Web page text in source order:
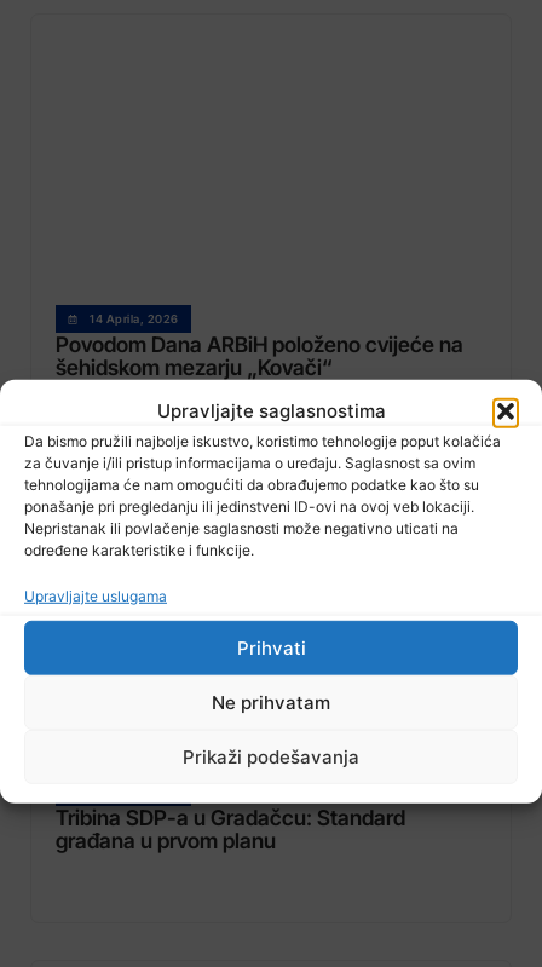
Upravljajte saglasnostima
Da bismo pružili najbolje iskustvo, koristimo tehnologije poput kolačića
za čuvanje i/ili pristup informacijama o uređaju. Saglasnost sa ovim
tehnologijama će nam omogućiti da obrađujemo podatke kao što su
ponašanje pri pregledanju ili jedinstveni ID-ovi na ovoj veb lokaciji.
Nepristanak ili povlačenje saglasnosti može negativno uticati na
određene karakteristike i funkcije.
Upravljajte uslugama
Prihvati
Ne prihvatam
Prikaži podešavanja
14 Aprila, 2026
Povodom Dana ARBiH položeno cvijeće na
šehidskom mezarju „Kovači“
Tribina SDP-a u Gradačcu: Standard
građana u prvom planu